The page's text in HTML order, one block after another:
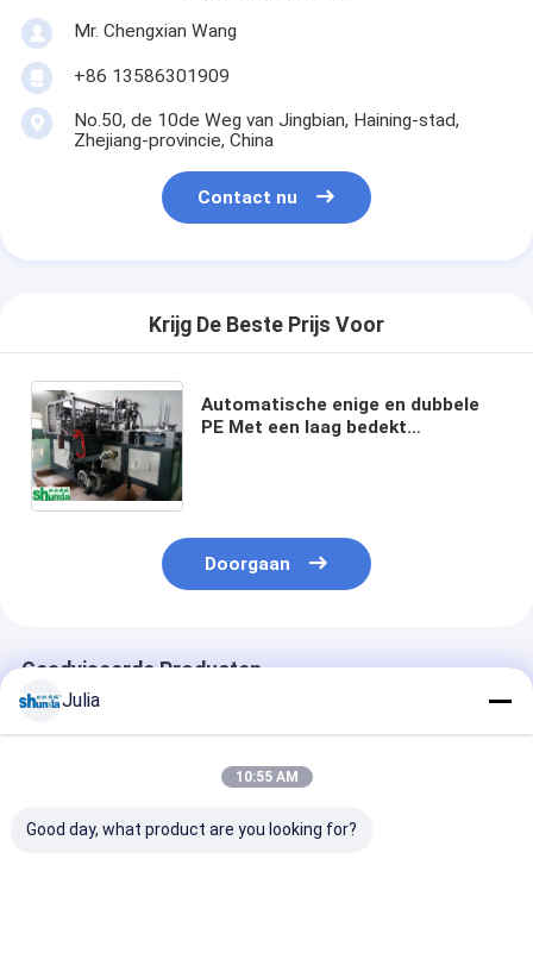
Mr. Chengxian Wang
+86 13586301909
No.50, de 10de Weg van Jingbian, Haining-stad,
Zhejiang-provincie, China
Contact nu
Krijg De Beste Prijs Voor
Automatische enige en dubbele
PE Met een laag bedekt
Doorgaan
Geadviseerde Producten
Julia
10:55 AM
Good day, what product are you looking for?